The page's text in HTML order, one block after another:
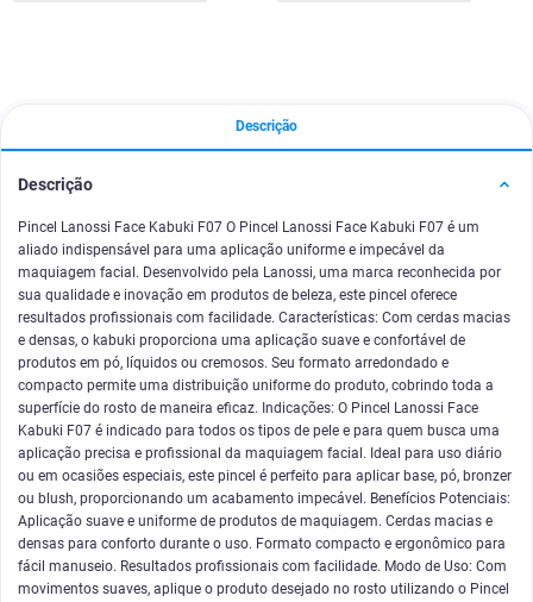
Descrição
Descrição
Pincel Lanossi Face Kabuki F07 O Pincel Lanossi Face Kabuki F07 é um
aliado indispensável para uma aplicação uniforme e impecável da
maquiagem facial. Desenvolvido pela Lanossi, uma marca reconhecida por
sua qualidade e inovação em produtos de beleza, este pincel oferece
resultados profissionais com facilidade. Características: Com cerdas macias
e densas, o kabuki proporciona uma aplicação suave e confortável de
produtos em pó, líquidos ou cremosos. Seu formato arredondado e
compacto permite uma distribuição uniforme do produto, cobrindo toda a
superfície do rosto de maneira eficaz. Indicações: O Pincel Lanossi Face
Kabuki F07 é indicado para todos os tipos de pele e para quem busca uma
aplicação precisa e profissional da maquiagem facial. Ideal para uso diário
ou em ocasiões especiais, este pincel é perfeito para aplicar base, pó, bronzer
ou blush, proporcionando um acabamento impecável. Benefícios Potenciais:
Aplicação suave e uniforme de produtos de maquiagem. Cerdas macias e
densas para conforto durante o uso. Formato compacto e ergonômico para
fácil manuseio. Resultados profissionais com facilidade. Modo de Uso: Com
movimentos suaves, aplique o produto desejado no rosto utilizando o Pincel